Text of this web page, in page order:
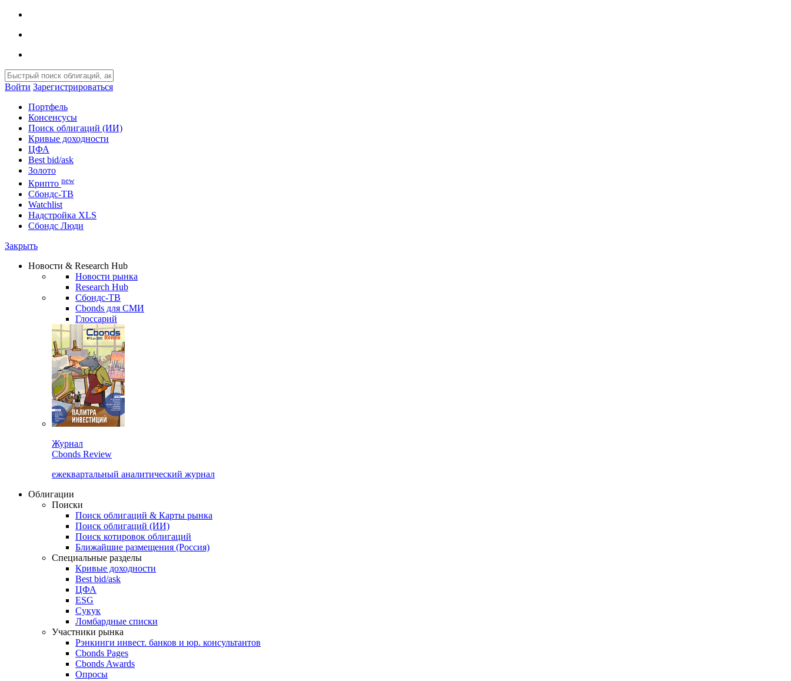
Войти Зарегистрироваться
Портфель
Консенсусы
Поиск облигаций (ИИ)
Кривые доходности
ЦФА
Best bid/ask
Золото
Крипто new
Сбондс-ТВ
Watchlist
Надстройка XLS
Сбондс Люди
Закрыть
Новости & Research Hub
Новости рынка
Research Hub
Сбондс-ТВ
Cbonds для СМИ
Глоссарий
Журнал
Cbonds Review
ежеквартальный аналитический журнал
Облигации
Поиски
Поиск облигаций & Карты рынка
Поиск облигаций (ИИ)
Поиск котировок облигаций
Ближайшие размещения (Россия)
Специальные разделы
Кривые доходности
Best bid/ask
ЦФА
ESG
Сукук
Ломбардные списки
Участники рынка
Рэнкинги инвест. банков и юр. консультантов
Cbonds Pages
Cbonds Awards
Опросы